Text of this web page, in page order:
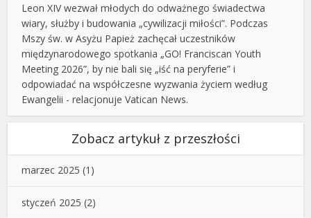
Leon XIV wezwał młodych do odważnego świadectwa
wiary, służby i budowania „cywilizacji miłości”. Podczas
Mszy św. w Asyżu Papież zachęcał uczestników
międzynarodowego spotkania „GO! Franciscan Youth
Meeting 2026”, by nie bali się „iść na peryferie” i
odpowiadać na współczesne wyzwania życiem według
Ewangelii - relacjonuje Vatican News.
Zobacz artykuł z przeszłości
marzec 2025 (1)
styczeń 2025 (2)